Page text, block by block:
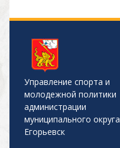
Управление спорта и
молодежной политики
администрации
муниципального округа
Егорьевск